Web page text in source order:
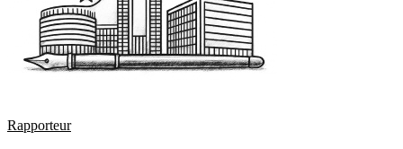
Rapporteur